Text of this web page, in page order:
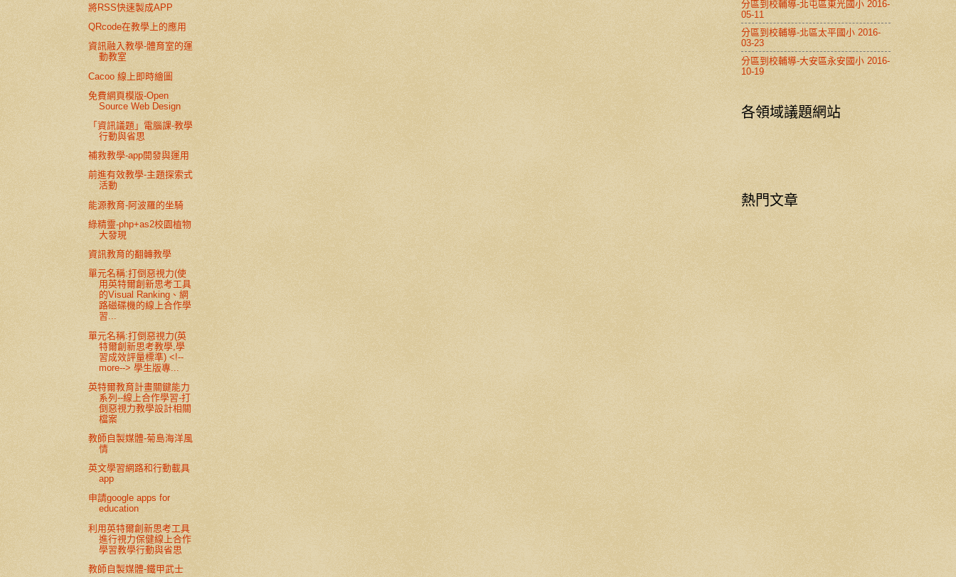
將RSS快速製成APP
QRcode在教學上的應用
資訊融入教學-體育室的運
動教室
Cacoo 線上即時繪圖
免費網頁模版-Open
Source Web Design
「資訊議題」電腦課-教學
行動與省思
補救教學-app開發與運用
前進有效教學-主題探索式
活動
能源教育-阿波羅的坐騎
綠精靈-php+as2校園植物
大發現
資訊教育的翻轉教學
單元名稱:打倒惡視力(使
用英特爾創新思考工具
的Visual Ranking、網
路磁碟機的線上合作學
習...
單元名稱:打倒惡視力(英
特爾創新思考教學,學
習成效評量標準) <!--
more--> 學生版專...
英特爾教育計畫關鍵能力
系列--線上合作學習-打
倒惡視力教學設計相關
檔案
教師自製媒體-菊島海洋風
情
英文學習網路和行動載具
app
申請google apps for
education
利用英特爾創新思考工具
進行視力保健線上合作
學習教學行動與省思
教師自製媒體-鐵甲武士
分區到校輔導-北屯區東光國小 2016-
05-11
分區到校輔導-北區太平國小 2016-
03-23
分區到校輔導-大安區永安國小 2016-
10-19
各領域議題網站
熱門文章